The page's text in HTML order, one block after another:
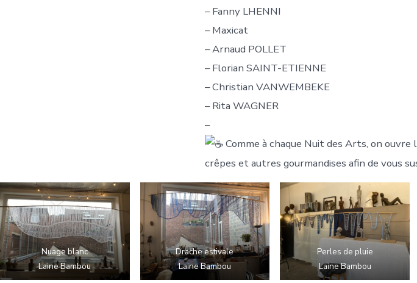
– Fanny LHENNI
– Maxicat
– Arnaud POLLET
– Florian SAINT-ETIENNE
– Christian VANWEMBEKE
– Rita WAGNER
–
Comme à chaque Nuit des Arts, on
crêpes et autres gourmandises afin de vous
Nuage blanc
Laine Bambou
Drache estivale
Laine Bambou
Perles de pluie
Laine Bambou